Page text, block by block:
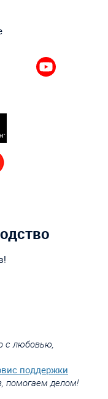
с любовью,
поддержки
помогаем делом!